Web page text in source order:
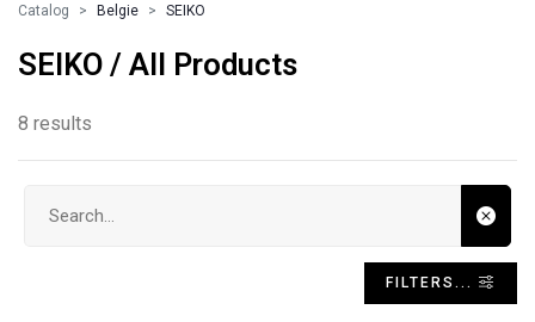
Catalog Belgie SEIKO
SEIKO / All Products
8 results
FILTERS...